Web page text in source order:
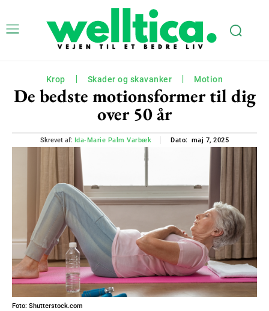
Krop Skader og skavanker Motion
De bedste motionsformer til dig
over 50 år
Skrevet af: Ida-Marie Palm Varbæk Dato: maj 7, 2025
Foto: Shutterstock.com